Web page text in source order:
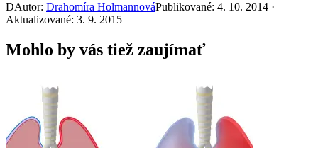
DAutor: Drahomíra HolmannováPublikované: 4. 10. 2014 ·
Aktualizované: 3. 9. 2015
Mohlo by vás tiež zaujímať